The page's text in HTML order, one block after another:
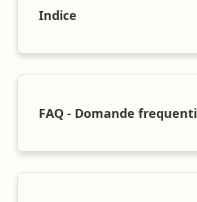
Indice
FAQ - Domande frequenti